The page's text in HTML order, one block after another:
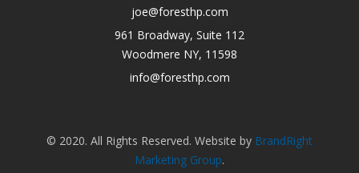
joe@foresthp.com
961 Broadway, Suite 112
Woodmere NY, 11598
info@foresthp.com
© 2020. All Rights Reserved. Website by BrandRight
Marketing Group.